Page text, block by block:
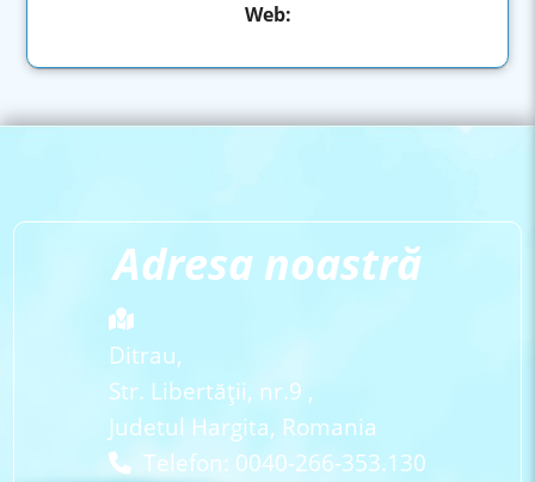
Web:
Adresa noastră
Ditrau,
Str. Libertăţii, nr.9 ,
Judetul Hargita, Romania
Telefon: 0040-266-353.130